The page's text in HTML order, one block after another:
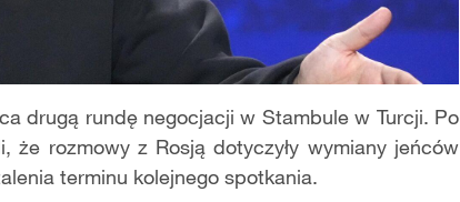
drugą rundę negocjacji w Stambule w Turcji. Po
, że rozmowy z Rosją dotyczyły wymiany jeńców
terminu kolejnego spotkania.